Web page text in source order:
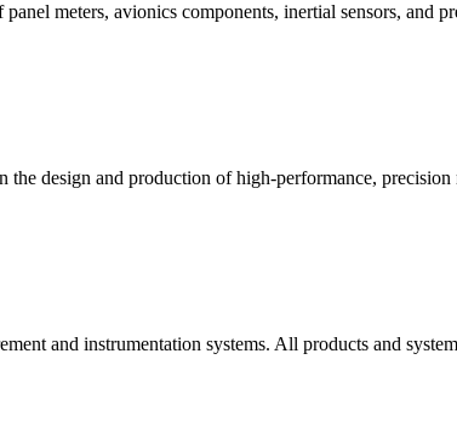
meters, avionics components, inertial sensors, and
design and production of high-performance,
and instrumentation systems. All products and